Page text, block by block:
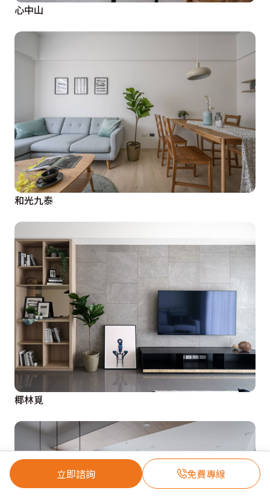
立即諮詢 免費專線
心中山
和光九泰
椰林覓